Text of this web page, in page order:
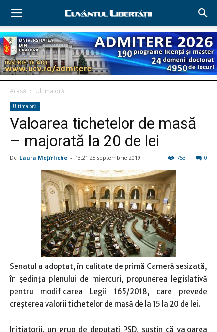
Acasă Ultima oră
Ultima oră
Valoarea tichetelor de masă
– majorată la 20 de lei
De Laura Moţîrliche - 13:21 25 septembrie 2019 0
753
Senatul a adoptat, în calitate de primă Cameră sesizată,
în şedinţa plenului de miercuri, propunerea legislativă
pentru modificarea Legii 165/2018, care prevede
creşterea valorii tichetelor de masă de la 15 la 20 de lei.
Iniţiatorii, un grup de deputaţi PSD, susţin că valoarea